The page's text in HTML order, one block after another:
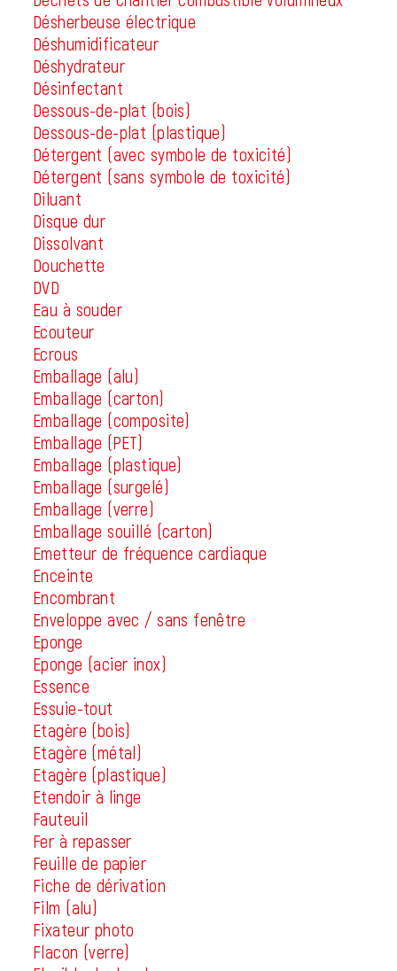
Désherbeuse électrique
Déshumidificateur
Déshydrateur
Désinfectant
Dessous-de-plat (bois)
Dessous-de-plat (plastique)
Détergent (avec symbole de toxicité)
Détergent (sans symbole de toxicité)
Diluant
Disque dur
Dissolvant
Douchette
DVD
Eau à souder
Ecouteur
Ecrous
Emballage (alu)
Emballage (carton)
Emballage (composite)
Emballage (PET)
Emballage (plastique)
Emballage (surgelé)
Emballage (verre)
Emballage souillé (carton)
Emetteur de fréquence cardiaque
Enceinte
Encombrant
Enveloppe avec / sans fenêtre
Eponge
Eponge (acier inox)
Essence
Essuie-tout
Etagère (bois)
Etagère (métal)
Etagère (plastique)
Etendoir à linge
Fauteuil
Fer à repasser
Feuille de papier
Fiche de dérivation
Film (alu)
Fixateur photo
Flacon (verre)